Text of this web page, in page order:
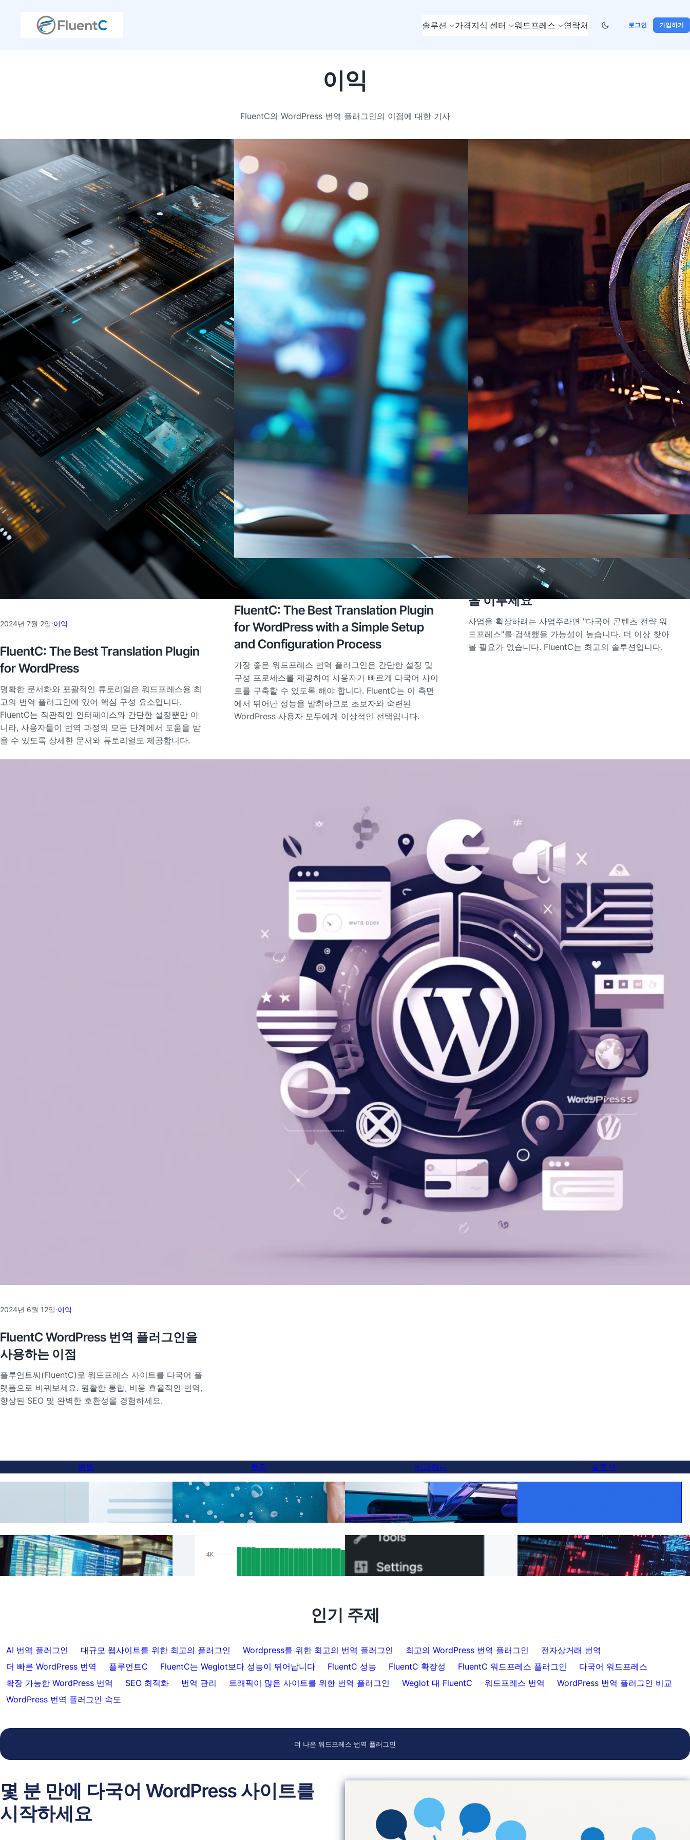
솔루션 가격지식 센터 워드프레스 연락처 로그인 가입하기
이익
FluentC의 WordPress 번역 플러그인의 이점에 대한 기사
2024년 7월 2일·이익
FluentC: The Best Translation Plugin
for WordPress
명확한 문서화와 포괄적인 튜토리얼은 워드프레스용 최
고의 번역 플러그인에 있어 핵심 구성 요소입니다.
FluentC는 직관적인 인터페이스와 간단한 설정뿐만 아
니라, 사용자들이 번역 과정의 모든 단계에서 도움을 받
을 수 있도록 상세한 문서와 튜토리얼도 제공합니다.
2024년 7월 1일
FluentC: The Best Translation Plugin
for WordPress with a Simple Setup
and Configuration Process
가장 좋은 워드프레스 번역 플러그인은 간단한 설정 및
구성 프로세스를 제공하여 사용자가 빠르게 다국어 사이
트를 구축할 수 있도록 해야 합니다. FluentC는 이 측면
에서 뛰어난 성능을 발휘하므로 초보자와 숙련된
WordPress 사용자 모두에게 이상적인 선택입니다.
FluentC를 사용하여 WordPress에서
다국어 콘텐츠 전략으로 글로벌 성공
을 이루세요
사업을 확장하려는 사업주라면 "다국어 콘텐츠 전략 워
드프레스"를 검색했을 가능성이 높습니다. 더 이상 찾아
볼 필요가 없습니다. FluentC는 최고의 솔루션입니다.
2024년 6월 12일·이익
FluentC WordPress 번역 플러그인을
사용하는 이점
플루언트씨(FluentC)로 워드프레스 사이트를 다국어 플
랫폼으로 바꿔보세요. 원활한 통합, 비용 효율적인 번역,
향상된 SEO 및 완벽한 호환성을 경험하세요.
방법
서브도메인 웹사이트에 언어 전환기 추가하
FluentC를 사용한 특정 콘텐츠의 번역 건너
뛰기
특징
AI 번역
실제 SEO 결과: FluentC의 hreflang 지원으
비교하다
마침내, 더 나은 Weglot 대안 — 5분 만에 전
환할 수 있습니다
솔루션
클라이언트를 위한 손쉬운 웹사이트 번역
인기 주제
AI 번역 플러그인 대규모 웹사이트를 위한 최고의 플러그인 Wordpress를 위한 최고의 번역 플러그인 최고의 WordPress 번역 플러그인
전자상거래 번역
더 빠른 WordPress 번역
플루언트C FluentC는 Weglot보다 성능이 뛰어납니다 FluentC 성능 FluentC 확장성 FluentC 워드프레스 플러그인
다국어 워드프레스
확장 가능한 WordPress 번역
SEO 최적화 번역 관리 트래픽이 많은 사이트를 위한 번역 플러그인 Weglot 대 FluentC 워드프레스 번역
WordPress 번역 플러그인 비교
WordPress 번역 플러그인 속도
더 나은 워드프레스 번역 플러그인
몇 분 만에 다국어 WordPress 사이트를
시작하세요